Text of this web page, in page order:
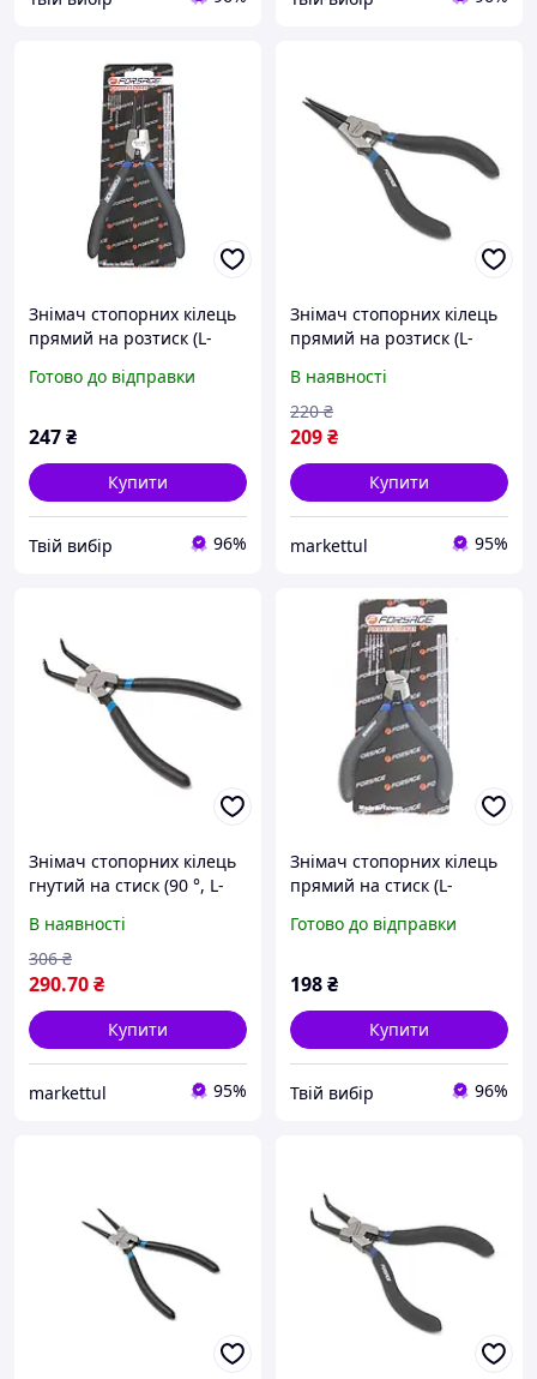
Знімач стопорних кілець
прямий на розтиск (L-
Готово до відправки
247₴
Купити
Твій вибір 96%
Знімач стопорних кілець
прямий на розтиск (L-
609140SS
В наявності
209₴
220 ₴
Купити
markettul 95%
Знімач стопорних кілець
гнутий на стиск (90 °, L-
609200HB
В наявності
290.70₴
306 ₴
Купити
markettul 95%
Знімач стопорних кілець
прямий на стиск (L-
Готово до відправки
198₴
Купити
Твій вибір 96%